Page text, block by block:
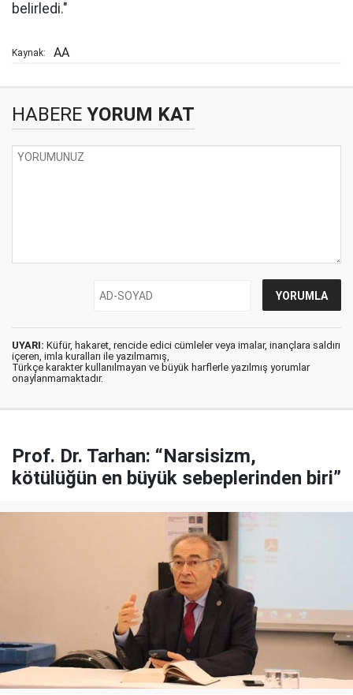
belirledi."
Kaynak: AA
HABERE YORUM KAT
UYARI: Küfür, hakaret, rencide edici cümleler veya imalar, inançlara saldırı
içeren, imla kuralları ile yazılmamış,
Türkçe karakter kullanılmayan ve büyük harflerle yazılmış yorumlar
onaylanmamaktadır.
Prof. Dr. Tarhan: “Narsisizm,
kötülüğün en büyük sebeplerinden biri”